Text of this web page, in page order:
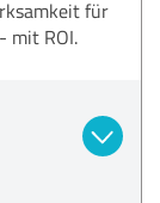
für
mit ROI.